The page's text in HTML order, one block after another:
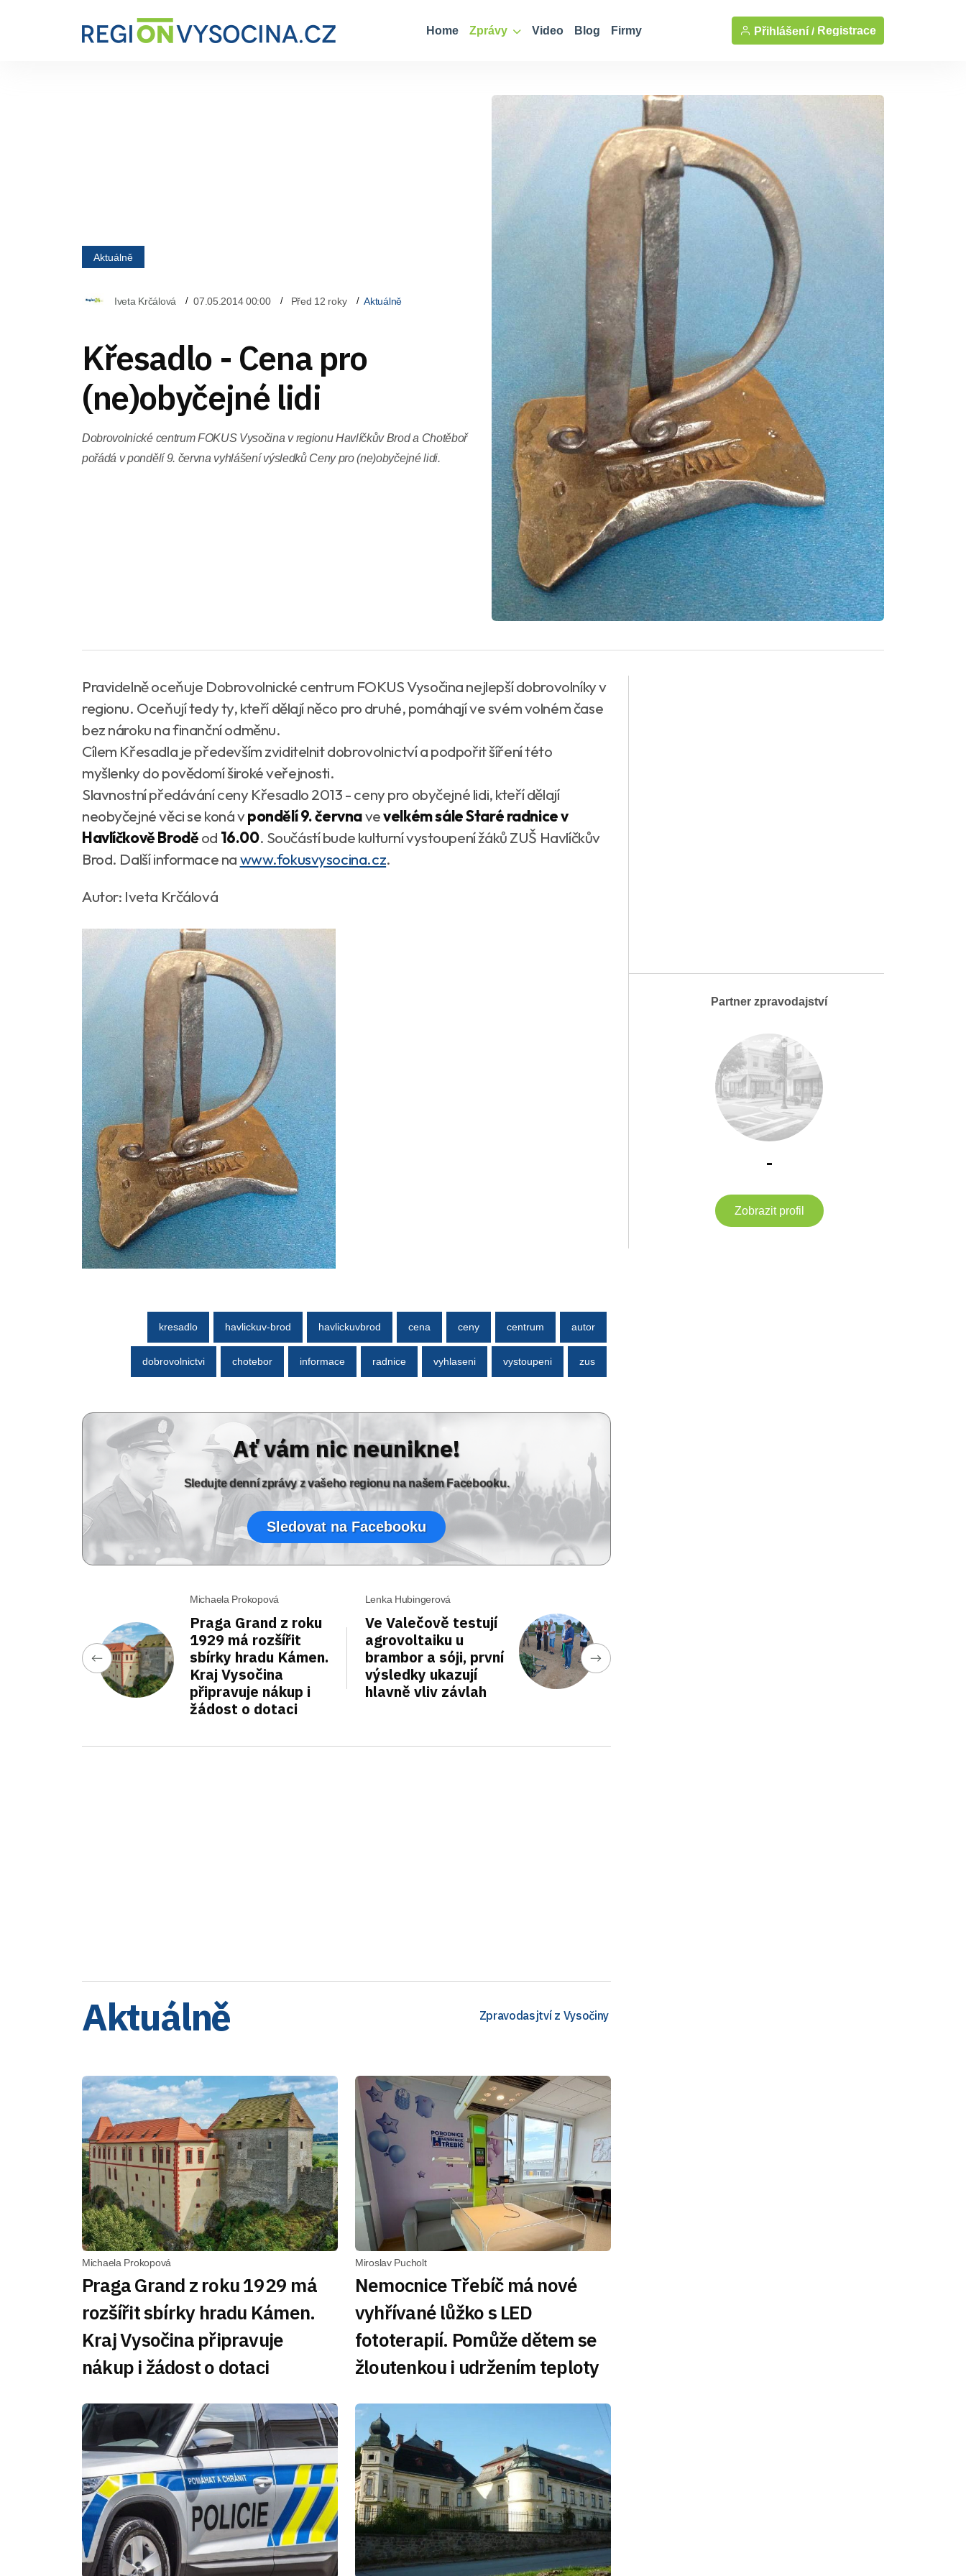
Home Zprávy Video Blog Firmy Přihlášení / Registrace
Aktuálně
Iveta Krčálová 07.05.2014 00:00 Před 12 roky Aktuálně
Křesadlo - Cena pro
(ne)obyčejné lidi
Dobrovolnické centrum FOKUS Vysočina v regionu Havlíčkův Brod a Chotěboř
pořádá v pondělí 9. června vyhlášení výsledků Ceny pro (ne)obyčejné lidi.
Pravidelně oceňuje Dobrovolnické centrum FOKUS Vysočina nejlepší dobrovolníky v
regionu. Oceňují tedy ty, kteří dělají něco pro druhé, pomáhají ve svém volném čase
bez nároku na finanční odměnu.
Cílem Křesadla je především zviditelnit dobrovolnictví a podpořit šíření této
myšlenky do povědomí široké veřejnosti.
Slavnostní předávání ceny Křesadlo 2013 - ceny pro obyčejné lidi, kteří dělají
neobyčejné věci se koná vpondělí 9. červnavevelkém sále Staré radnice v
Havlíčkově Broděod 16.00. Součástí bude kulturní vystoupení žáků ZUŠ Havlíčkův
Brod. Další informace nawww.fokusvysocina.cz.
Autor: Iveta Krčálová
kresadlo havlickuv-brod havlickuvbrod cena ceny centrum autor
dobrovolnictvi chotebor informace radnice vyhlaseni vystoupeni zus
Ať vám nic neunikne!
Sledujte denní zprávy z vašeho regionu na našem Facebooku.
Sledovat na Facebooku
Michaela Prokopová
Praga Grand z roku
1929 má rozšířit
sbírky hradu Kámen.
Kraj Vysočina
připravuje nákup i
žádost o dotaci
Lenka Hubingerová
Ve Valečově testují
agrovoltaiku u
brambor a sóji, první
výsledky ukazují
hlavně vliv závlah
Aktuálně Zpravodasjtví z Vysočiny
Michaela Prokopová
Praga Grand z roku 1929 má
rozšířit sbírky hradu Kámen.
Kraj Vysočina připravuje
nákup i žádost o dotaci
Miroslav Pucholt
Nemocnice Třebíč má nové
vyhřívané lůžko s LED
fototerapií. Pomůže dětem se
žloutenkou i udržením teploty
Partner zpravodajství
-
Zobrazit profil